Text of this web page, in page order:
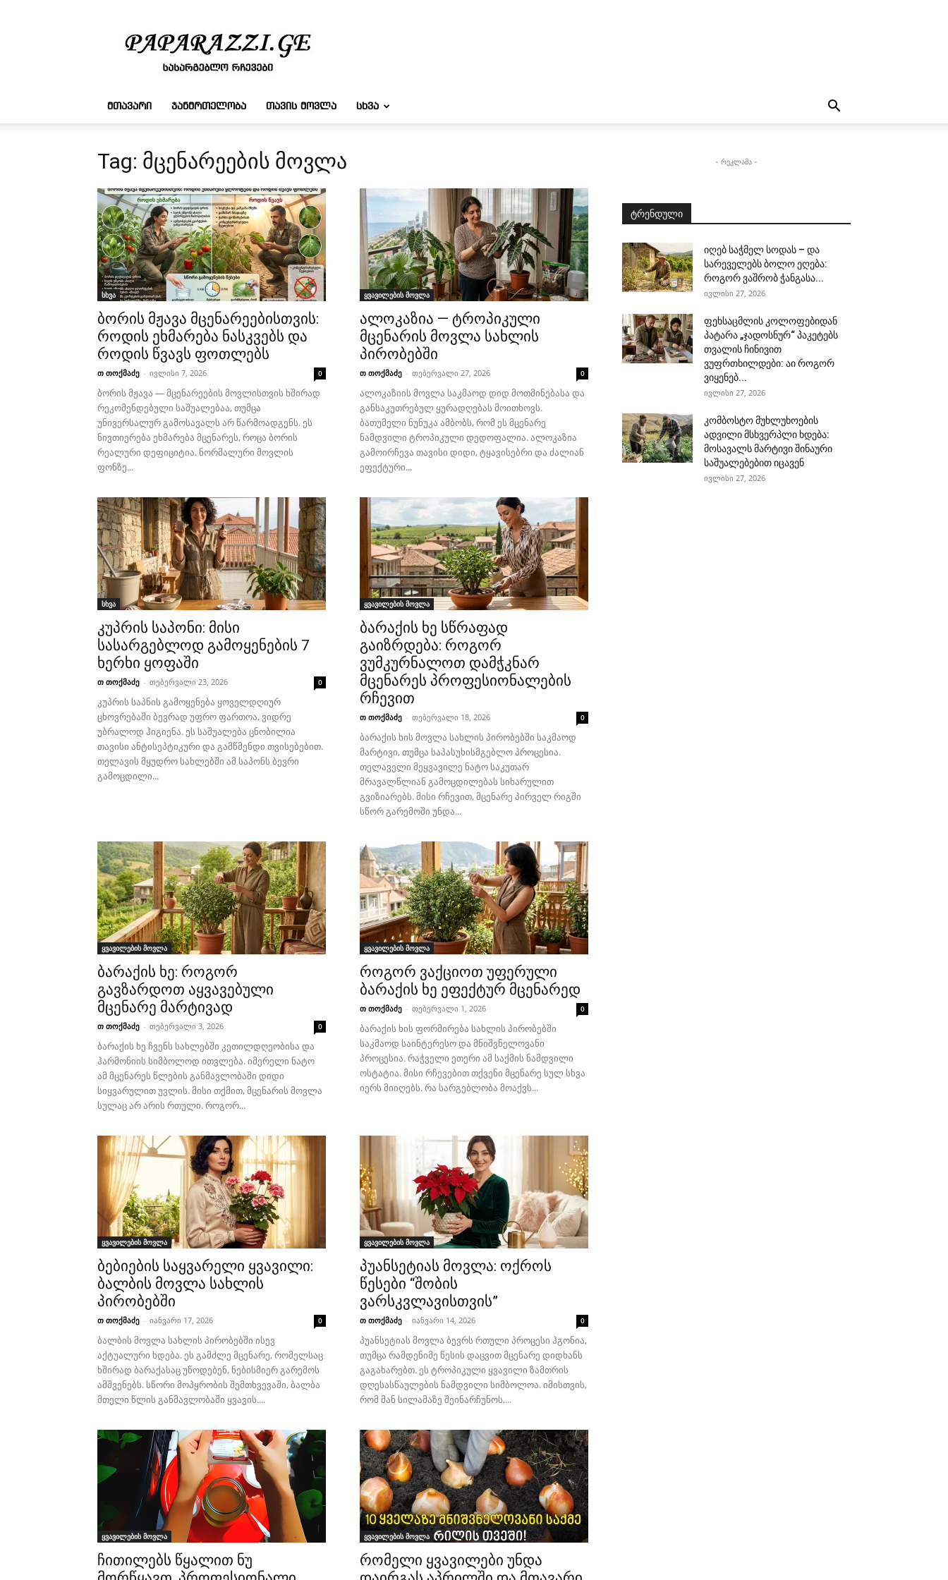
რჩევები
ᲛᲗᲐᲕᲐᲠᲘ ᲯᲐᲜᲛᲠᲗᲔᲚᲝᲑᲐ ᲗᲐᲕᲘᲡ ᲛᲝᲕᲚᲐ ᲡᲮᲕᲐ
Tag: მცენარეების მოვლა
სხვა
ბორის მჟავა მცენარეებისთვის:
როდის ეხმარება ნასკვებს და
როდის წვავს ფოთლებს
თ თოქმაძე - ივლისი 7, 2026 0
ბორის მჟავა — მცენარეების მოვლისთვის ხშირად
რეკომენდებული საშუალებაა, თუმცა
უნივერსალურ გამოსავალს არ წარმოადგენს. ეს
ნივთიერება ეხმარება მცენარეს, როცა ბორის
რეალური დეფიციტია. ნორმალური მოვლის
ფონზე...
ყვავილების მოვლა
ალოკაზია — ტროპიკული
მცენარის მოვლა სახლის
პირობებში
თ თოქმაძე - თებერვალი 27, 2026 0
ალოკაზიის მოვლა საკმაოდ დიდ მოთმინებასა და
განსაკუთრებულ ყურადღებას მოითხოვს.
ბათუმელი ნუნუკა ამბობს, რომ ეს მცენარე
ნამდვილი ტროპიკული დედოფალია. ალოკაზია
გამოირჩევა თავისი დიდი, ტყავისებრი და ძალიან
ეფექტური...
სხვა
კუპრის საპონი: მისი
სასარგებლოდ გამოყენების 7
ხერხი ყოფაში
თ თოქმაძე - თებერვალი 23, 2026 0
კუპრის საპნის გამოყენება ყოველდღიურ
ცხოვრებაში ბევრად უფრო ფართოა, ვიდრე
უბრალოდ ჰიგიენა. ეს საშუალება ცნობილია
თავისი ანტისეპტიკური და გამწმენდი თვისებებით.
თელავის მყუდრო სახლებში ამ საპონს ბევრი
გამოცდილი...
ყვავილების მოვლა
ბარაქის ხე სწრაფად
გაიზრდება: როგორ
ვუმკურნალოთ დამჭკნარ
მცენარეს პროფესიონალების
რჩევით
თ თოქმაძე - თებერვალი 18, 2026 0
ბარაქის ხის მოვლა სახლის პირობებში საკმაოდ
მარტივი, თუმცა საპასუხისმგებლო პროცესია.
თელაველი მეყვავილე ნატო საკუთარ
მრავალწლიან გამოცდილებას სიხარულით
გვიზიარებს. მისი რჩევით, მცენარე პირველ რიგში
სწორ გარემოში უნდა...
ყვავილების მოვლა
ბარაქის ხე: როგორ
გავზარდოთ აყვავებული
მცენარე მარტივად
თ თოქმაძე - თებერვალი 3, 2026 0
ბარაქის ხე ჩვენს სახლებში კეთილდღეობისა და
ჰარმონიის სიმბოლოდ ითვლება. იმერელი ნატო
ამ მცენარეს წლების განმავლობაში დიდი
სიყვარულით უვლის. მისი თქმით, მცენარის მოვლა
სულაც არ არის რთული. როგორ...
ყვავილების მოვლა
როგორ ვაქციოთ უფერული
ბარაქის ხე ეფექტურ მცენარედ
თ თოქმაძე - თებერვალი 1, 2026 0
ბარაქის ხის ფორმირება სახლის პირობებში
საკმაოდ საინტერესო და მნიშვნელოვანი
პროცესია. რაჭველი ეთერი ამ საქმის ნამდვილი
ოსტატია. მისი რჩევებით თქვენი მცენარე სულ სხვა
იერს მიიღებს. რა სარგებლობა მოაქვს...
ყვავილების მოვლა
ბებიების საყვარელი ყვავილი:
ბალბის მოვლა სახლის
პირობებში
თ თოქმაძე - იანვარი 17, 2026 0
ბალბის მოვლა სახლის პირობებში ისევ
აქტუალური ხდება. ეს გამძლე მცენარე, რომელსაც
ხშირად ბარაქასაც უწოდებენ, ნებისმიერ გარემოს
ამშვენებს. სწორი მოპყრობის შემთხვევაში, ბალბა
მთელი წლის განმავლობაში ყვავის....
ყვავილების მოვლა
პუანსეტიას მოვლა: ოქროს
წესები “შობის
ვარსკვლავისთვის”
თ თოქმაძე - იანვარი 14, 2026 0
პუანსეტიას მოვლა ბევრს რთული პროცესი ჰგონია,
თუმცა რამდენიმე წესის დაცვით მცენარე დიდხანს
გაგახარებთ. ეს ტროპიკული ყვავილი ზამთრის
დღესასწაულების ნამდვილი სიმბოლოა. იმისთვის,
რომ მან სილამაზე შეინარჩუნოს,...
ყვავილების მოვლა
ჩითილებს წყალით ნუ
ყვავილების მოვლა
რომელი ყვავილები უნდა
- რეკლამა -
ტრენდული
იღებ საჭმელ სოდას – და
სარეველებს ბოლო ეღება:
როგორ ვაშრობ ჭანგასა...
ივლისი 27, 2026
ფეხსაცმლის კოლოფებიდან
პატარა „ჯადოსნურ“ პაკეტებს
თვალის ჩინივით
ვუფრთხილდები: აი როგორ
ვიყენებ...
ივლისი 27, 2026
კომბოსტო მუხლუხოების
ადვილი მსხვერპლი ხდება:
მოსავალს მარტივი შინაური
საშუალებებით იცავენ
ივლისი 27, 2026